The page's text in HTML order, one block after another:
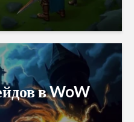
в WoW